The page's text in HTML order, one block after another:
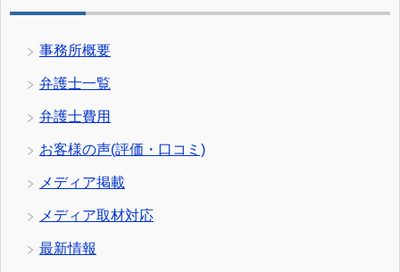
事務所概要
弁護士一覧
弁護士費用
お客様の声(評価・口コミ)
メディア掲載
メディア取材対応
最新情報